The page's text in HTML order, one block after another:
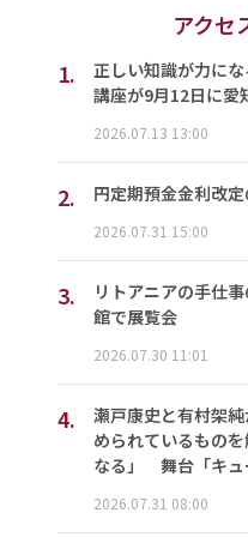
アクセ
1.
正しい知識が力に
講座が9月12日に愛
2026.07.13 13:00
2. 円定期預金金利改
2026.07.31 15:00
3.
リトアニアの手仕
館で展覧会
2026.07.30 11:01
4.
瀬戸康史と有村架
められているもの
なる」 舞台「キュ
2026.07.31 08:00